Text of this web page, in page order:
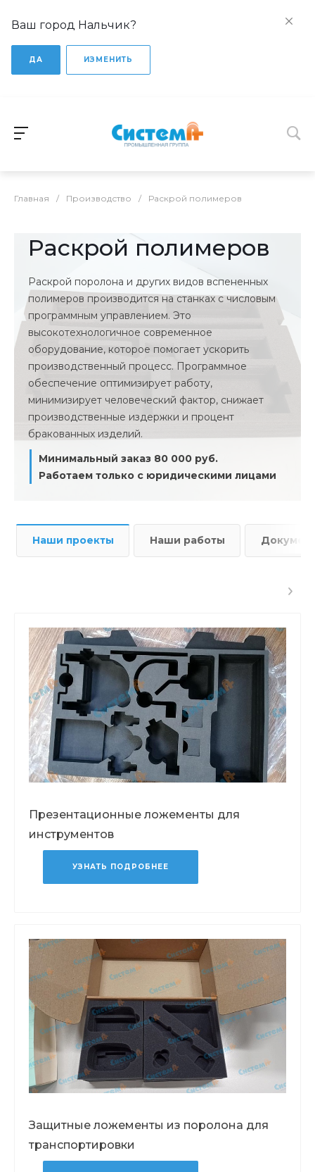
Ваш город Нальчик?
ДА ИЗМЕНИТЬ
Главная / Производство / Раскрой полимеров
Раскрой полимеров
Раскрой поролона и других видов вспененных
полимеров производится на станках с числовым
программным управлением. Это
высокотехнологичное современное
оборудование, которое помогает ускорить
производственный процесс. Программное
обеспечение оптимизирует работу,
минимизирует человеческий фактор, снижает
производственные издержки и процент
бракованных изделий.
Минимальный заказ 80 000 руб.
Работаем только с юридическими лицами
Наши проекты Наши работы
Презентационные ложементы для
инструментов
УЗНАТЬ ПОДРОБНЕЕ
Защитные ложементы из поролона для
транспортировки